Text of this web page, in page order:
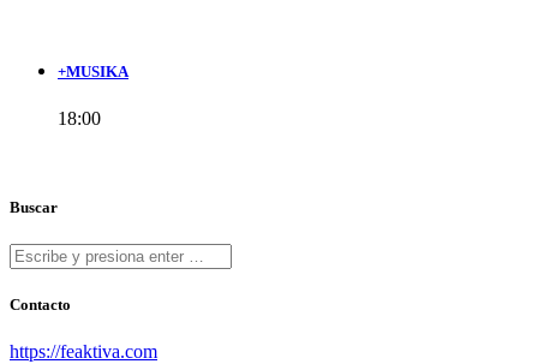
+MUSIKA
18:00
Buscar
Contacto
https://feaktiva.com